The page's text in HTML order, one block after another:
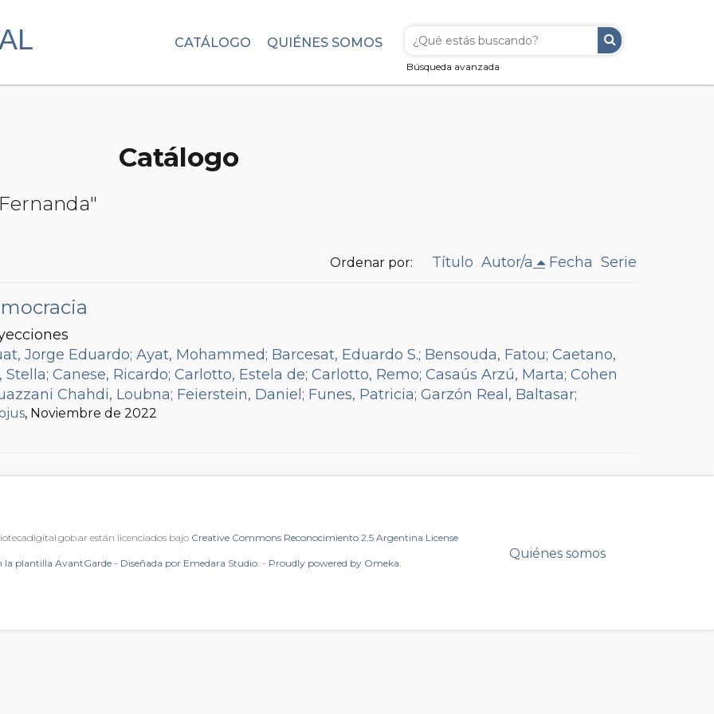
Búsqueda avanzada
CATÁLOGO QUIÉNES SOMOS
Catálogo
Ordenar por: Título Autor/a Fecha Serie
Jorge Eduardo; Ayat, Mohammed; Barcesat, Eduardo S.; Bensouda, Fatou; Caetano,
Stella; Canese, Ricardo; Carlotto, Estela de; Carlotto, Remo; Casaús Arzú, Marta; Cohen
Chahdi, Loubna; Feierstein, Daniel ; Funes, Patricia; Garzón Real, Baltasar;
Lozano, Fernanda;Gonçalves Granada, Manuel
Sampietro, Virginia;Sané, Pierre;Schapiro, Hernán I.;Taiana, Jorge;Torres, Sergio;
, Noviembre de 2022
están licenciados bajo Creative Commons Reconocimiento 2.5 Argentina License
la plantilla AvantGarde - Diseñada por Emedara Studio. - Proudly powered by Omeka.
Quiénes somos